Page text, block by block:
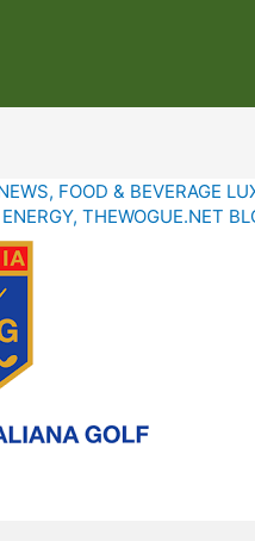
, FOOD & BEVERAGE
, THEWOGUE.NET